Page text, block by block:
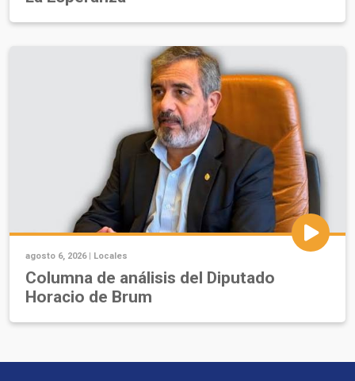
agosto 6, 2026 | Locales
Columna de análisis del Diputado
Horacio de Brum